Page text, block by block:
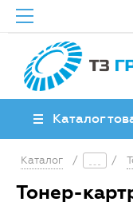
Каталог
Каталог / /
Тонер-